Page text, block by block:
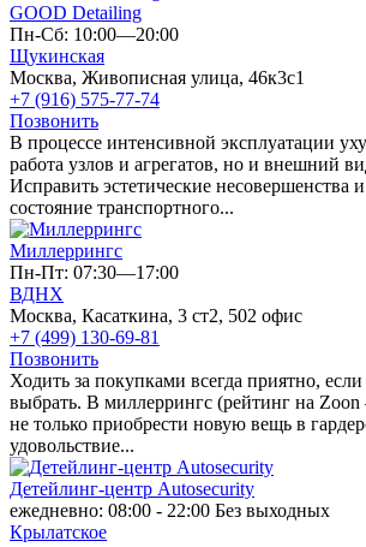
GOOD Detailing
Пн-Сб: 10:00—20:00
Щукинская
Москва, Живописная улица, 46к3с1
+7 (916) 575-77-74
Позвонить
В процессе интенсивной эксплуатации
работа узлов и агрегатов, но и внешний
Исправить эстетические несовершенства
состояние транспортного...
Миллеррингс
Пн-Пт: 07:30—17:00
ВДНХ
Москва, Касаткина, 3 ст2, 502 офис
+7 (499) 130-69-81
Позвонить
Ходить за покупками всегда приятно, если
выбрать. В миллеррингс (рейтинг на
не только приобрести новую вещь в
удовольствие...
Детейлинг-центр Autosecurity
ежедневно: 08:00 - 22:00 Без выходных
Крылатское